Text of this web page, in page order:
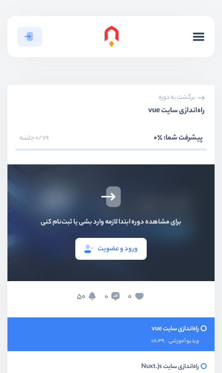
برگشت به دوره
راه‌اندازی سایت vue
پیشرفت شما:٪0 0/79 جلسه
برای مشاهده دوره ابتدا لازمه وارد بشی یا ثبت‌نام کنی
ورود و عضویت
0
0
50
بخش سوم
بخش چهارم
مدیریت پیشرفته و مانیتورینگ سرور
بخش هفتم آموزش کامل راه‌اندازی انواع سایت‌ها روی سرور
راه‌اندازی سایت vue
ویدیو آموزشی 08:39
راه‌اندازی سایت Nuxt.js